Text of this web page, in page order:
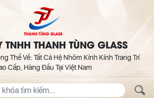
TNHH THANH TÙNG GLASS
Thể Về: Tất Cả Hệ Nhôm Kính Kính Trang Trí
Cấp, Hàng Đầu Tại Việt Nam